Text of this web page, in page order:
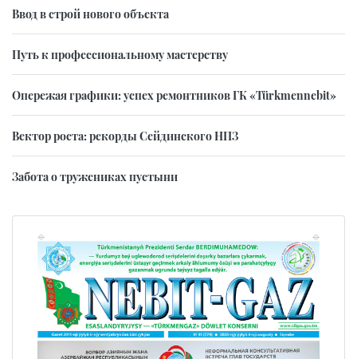
Ввод в строй нового объекта
Путь к профессиональному мастерству
Опережая графики: успех ремонтников ГК «Türkmennebit»
Вектор роста: рекорды Сейдинского НПЗ
Забота о тружениках пустыни